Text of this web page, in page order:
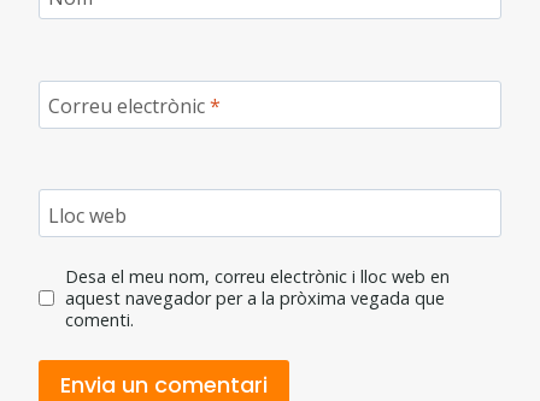
Correu electrònic*
Lloc web
Desa el meu nom, correu electrònic i lloc web en
aquest navegador per a la pròxima vegada que
comenti.